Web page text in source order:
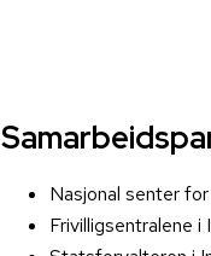
Nasjonal senter
Frivilligsentralene i